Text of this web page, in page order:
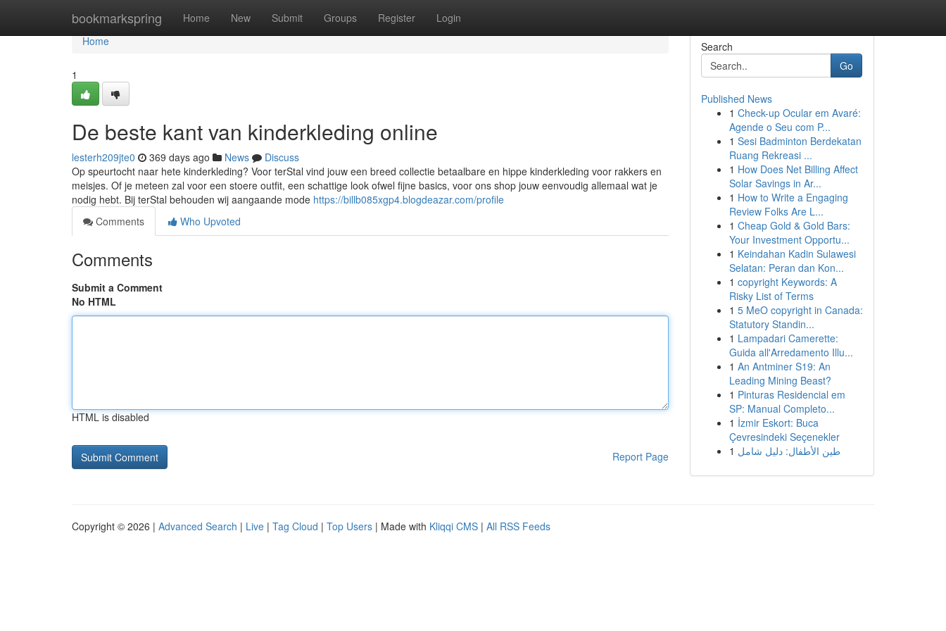
bookmarkspring Home New Submit Groups Register Login
Home
Home
1
De beste kant van kinderkleding online
lesterh209jte0 369 days ago News
Discuss
Op speurtocht naar hete kinderkleding? Voor terStal vind jouw een breed collectie betaalbare en hippe kinderkleding voor rakkers en
meisjes. Of je meteen zal voor een stoere outfit, een schattige look ofwel fijne basics, voor ons shop jouw eenvoudig allemaal wat je
nodig hebt. Bij terStal behouden wij aangaande mode https://billb085xgp4.blogdeazar.com/profile
Comments
Who Upvoted
Comments
Submit a Comment
No HTML
HTML is disabled
Report Page
Search
Go
Published News
1 Check-up Ocular em Avaré:
Agende o Seu com P...
1 Sesi Badminton Berdekatan
Ruang Rekreasi ...
1 How Does Net Billing Affect
Solar Savings in Ar...
1 How to Write a Engaging
Review Folks Are L...
1 Cheap Gold & Gold Bars:
Your Investment Opportu...
1 Keindahan Kadin Sulawesi
Selatan: Peran dan Kon...
1 copyright Keywords: A
Risky List of Terms
1 5 MeO copyright in Canada:
Statutory Standin...
1 Lampadari Camerette:
Guida all'Arredamento Illu...
1 An Antminer S19: An
Leading Mining Beast?
1 Pinturas Residencial em
SP: Manual Completo...
1 İzmir Eskort: Buca
Çevresindeki Seçenekler
1 طين الأطفال: دليل شامل
Copyright © 2026 | Advanced Search | Live | Tag Cloud | Top Users | Made with Kliqqi CMS | All RSS Feeds